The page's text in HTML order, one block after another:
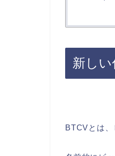
新し
BTCVとは、